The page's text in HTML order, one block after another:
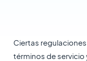
Ciertas
términos de servicio